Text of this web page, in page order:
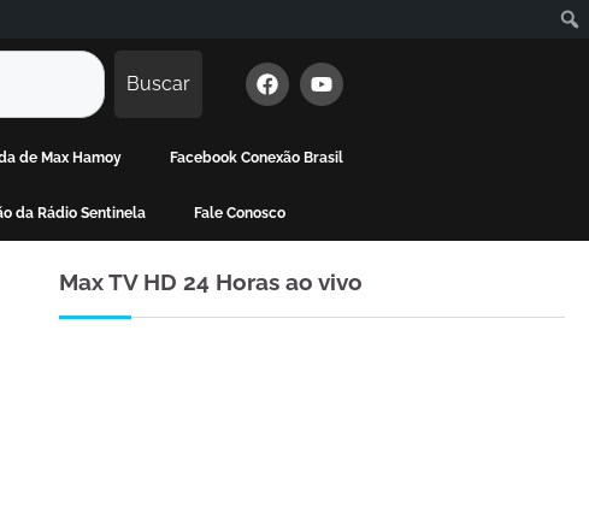
Buscar
de Max Hamoy Facebook Conexão Brasil
da Rádio Sentinela Fale Conosco
Max TV HD 24 Horas ao vivo